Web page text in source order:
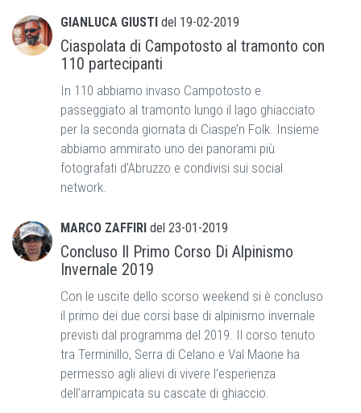
GIANLUCA GIUSTI del 19-02-2019
Ciaspolata di Campotosto al tramonto con
110 partecipanti
In 110 abbiamo invaso Campotosto e
passeggiato al tramonto lungo il lago ghiacciato
per la seconda giornata di Ciaspe’n Folk. Insieme
abbiamo ammirato uno dei panorami più
fotografati d’Abruzzo e condivisi sui social
network.
MARCO ZAFFIRI del 23-01-2019
Concluso Il Primo Corso Di Alpinismo
Invernale 2019
Con le uscite dello scorso weekend si è concluso
il primo dei due corsi base di alpinismo invernale
previsti dal programma del 2019. Il corso tenuto
tra Terminillo, Serra di Celano e Val Maone ha
permesso agli alievi di vivere l’esperienza
dell’arrampicata su cascate di ghiaccio.